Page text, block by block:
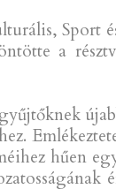
Sport
a
hűen